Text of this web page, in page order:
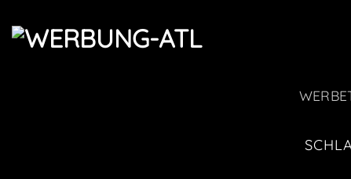
Inhalt
springen